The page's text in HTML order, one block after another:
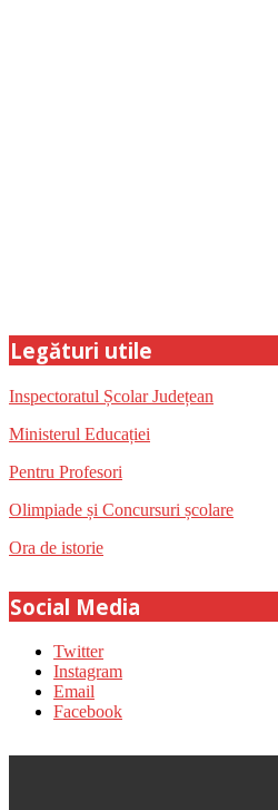
Legături utile
Inspectoratul Școlar Județean
Ministerul Educației
Pentru Profesori
Olimpiade și Concursuri școlare
Ora de istorie
Social Media
Twitter
Instagram
Email
Facebook